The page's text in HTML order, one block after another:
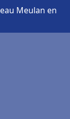
Meulan en